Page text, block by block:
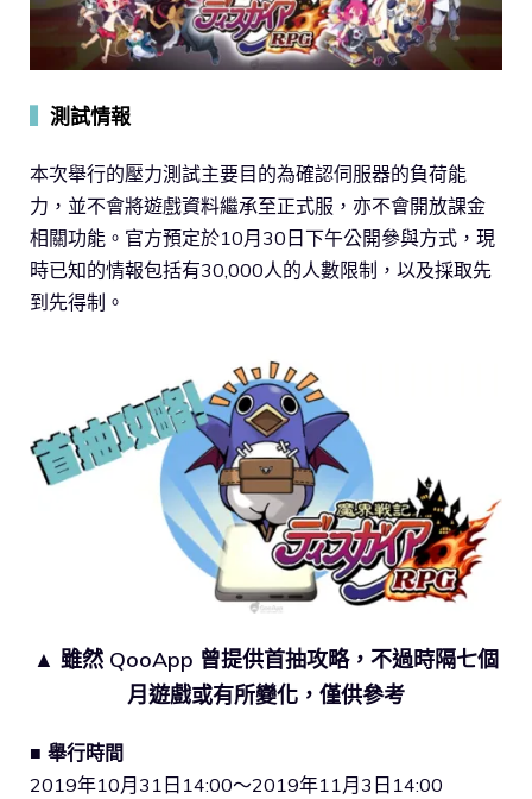
測試情報
本次舉行的壓力測試主要目的為確認伺服器的負荷能
力，並不會將遊戲資料繼承至正式服，亦不會開放課金
相關功能。官方預定於10月30日下午公開參與方式，現
時已知的情報包括有30,000人的人數限制，以及採取先
到先得制。
▲ 雖然 QooApp 曾提供首抽攻略，不過時隔七個
月遊戲或有所變化，僅供參考
■ 舉行時間
2019年10月31日14:00～2019年11月3日14:00